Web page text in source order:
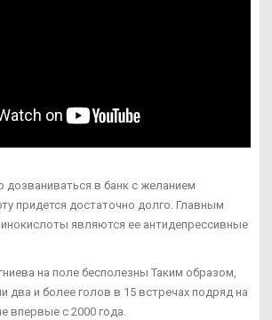
дозваниваться в банк с желанием
придется достаточно долго. Главным
являются ее антидепрессивные
на поле бесполезны Таким образом,
два и более голов в 15 встречах подряд на
впервые с 2000 года.